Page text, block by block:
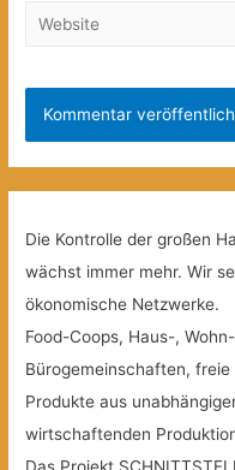
Website
Die Kontrolle der großen
wächst immer mehr. Wir
ökonomische Netzwerke.
Food-Coops, Haus-,
Bürogemeinschaften,
Produkte aus
wirtschaftenden